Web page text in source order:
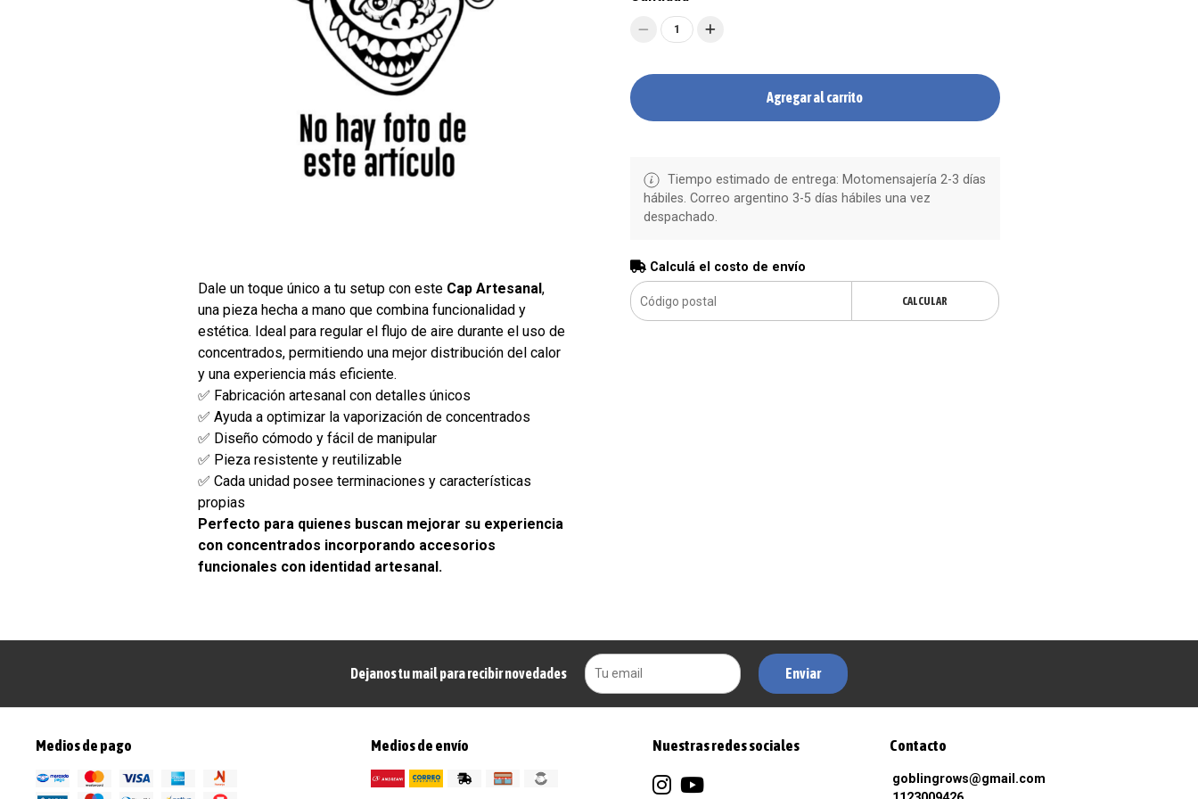
Dale un toque único a tu setup con este Cap Artesanal,
una pieza hecha a mano que combina funcionalidad y
estética. Ideal para regular el flujo de aire durante el uso de
concentrados, permitiendo una mejor distribución del calor
y una experiencia más eficiente.
✅ Fabricación artesanal con detalles únicos
✅ Ayuda a optimizar la vaporización de concentrados
✅ Diseño cómodo y fácil de manipular
✅ Pieza resistente y reutilizable
✅ Cada unidad posee terminaciones y características
propias
Perfecto para quienes buscan mejorar su experiencia
con concentrados incorporando accesorios
funcionales con identidad artesanal.
1
Agregar al carrito
Tiempo estimado de entrega: Motomensajería 2-3 días
hábiles. Correo argentino 3-5 días hábiles una vez
despachado.
Calculá el costo de envío
CALCULAR
Dejanos tu mail para recibir novedades Enviar
Medios de pago Medios de envío Nuestras redes sociales Contacto
goblingrows@gmail.com